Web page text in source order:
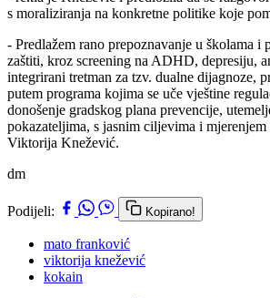
s moraliziranja na konkretne politike koje
- Predlažem rano prepoznavanje u školama i
zaštiti, kroz screening na ADHD, depresiju,
integrirani tretman za tzv. dualne dijagnoze,
putem programa kojima se uče vještine
donošenje gradskog plana prevencije,
pokazateljima, s jasnim ciljevima i
Viktorija Knežević.
dm
Podijeli: Kopirano!
mato franković
viktorija knežević
kokain